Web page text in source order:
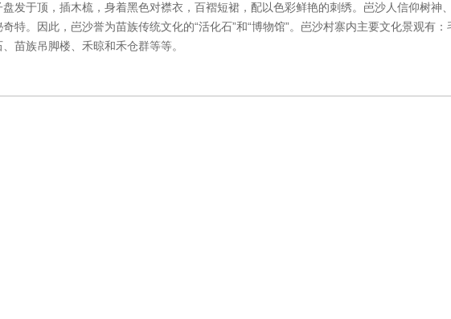
发于顶，插木梳，身着黑色对襟衣，百褶短裙，配以色彩鲜艳的刺绣。岜沙人信仰树神
特。因此，岜沙誉为苗族传统文化的“活化石”和“博物馆”。岜沙村寨内主要文化景观有：
苗族吊脚楼、禾晾和禾仓群等等。